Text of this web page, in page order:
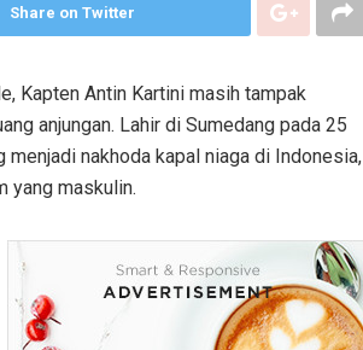
Share on Twitter
Kapten Antin Kartini masih tampak
anjungan. Lahir di Sumedang pada 25
nakhoda kapal niaga di Indonesia,
yang maskulin.